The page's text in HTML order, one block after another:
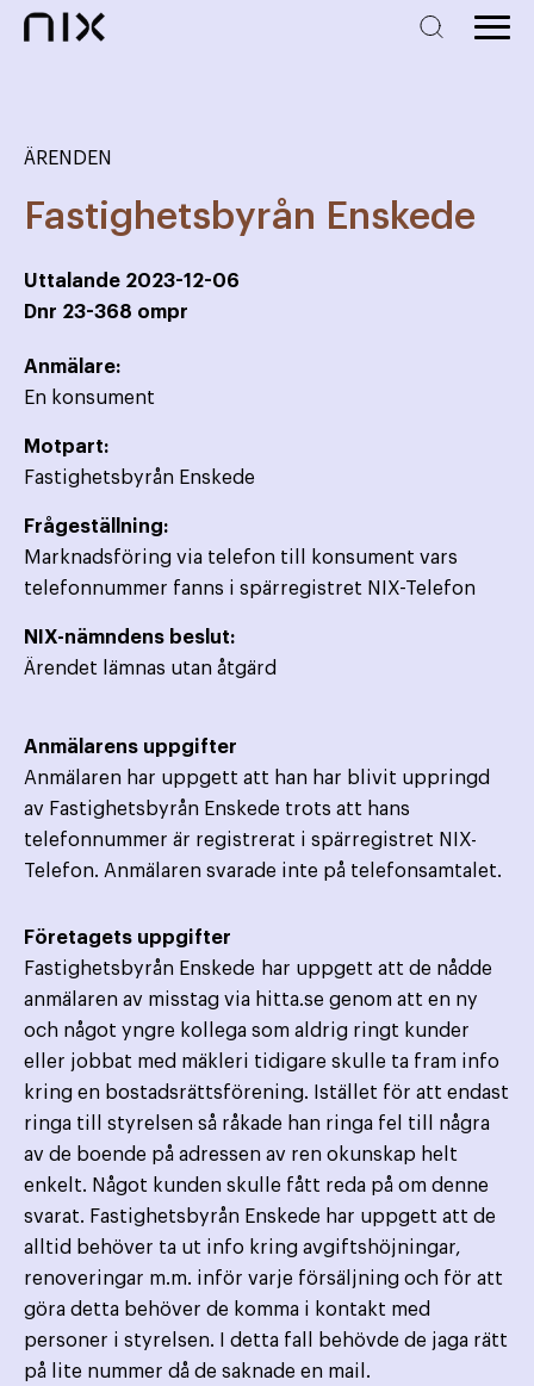
ÄRENDEN
Fastighetsbyrån Enskede
Uttalande 2023-12-06
Dnr 23-368 ompr
Anmälare:
En konsument
Motpart:
Fastighetsbyrån Enskede
Frågeställning:
Marknadsföring via telefon till konsument vars
telefonnummer fanns i spärregistret NIX-Telefon
NIX-nämndens beslut:
Ärendet lämnas utan åtgärd
Anmälarens uppgifter
Anmälaren har uppgett att han har blivit uppringd
av Fastighetsbyrån Enskede trots att hans
telefonnummer är registrerat i spärregistret NIX-
Telefon. Anmälaren svarade inte på telefonsamtalet.
Företagets uppgifter
Fastighetsbyrån Enskede har uppgett att de nådde
anmälaren av misstag via hitta.se genom att en ny
och något yngre kollega som aldrig ringt kunder
eller jobbat med mäkleri tidigare skulle ta fram info
kring en bostadsrättsförening. Istället för att endast
ringa till styrelsen så råkade han ringa fel till några
av de boende på adressen av ren okunskap helt
enkelt. Något kunden skulle fått reda på om denne
svarat. Fastighetsbyrån Enskede har uppgett att de
alltid behöver ta ut info kring avgiftshöjningar,
renoveringar m.m. inför varje försäljning och för att
göra detta behöver de komma i kontakt med
personer i styrelsen. I detta fall behövde de jaga rätt
på lite nummer då de saknade en mail.